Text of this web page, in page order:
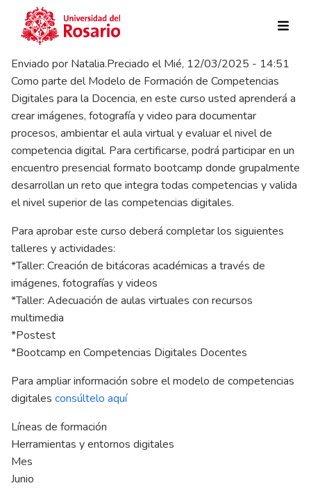
Pasar al contenido principal
Enviado por Natalia.Preciado elMié, 12/03/2025 - 14:51
Como parte del Modelo de Formación de Competencias
Digitales para la Docencia, en este curso usted aprenderá a
crear imágenes, fotografía y video para documentar
procesos, ambientar el aula virtual y evaluar el nivel de
competencia digital. Para certificarse, podrá participar en un
encuentro presencial formato bootcamp donde grupalmente
desarrollan un reto que integra todas competencias y valida
el nivel superior de las competencias digitales.
Para aprobar este curso deberá completar los siguientes
talleres y actividades:
*Taller: Creación de bitácoras académicas a través de
imágenes, fotografías y videos
*Taller: Adecuación de aulas virtuales con recursos
multimedia
*Postest
*Bootcamp en Competencias Digitales Docentes
Para ampliar información sobre el modelo de competencias
digitales consúltelo aquí
Líneas de formación
Herramientas y entornos digitales
Mes
Junio